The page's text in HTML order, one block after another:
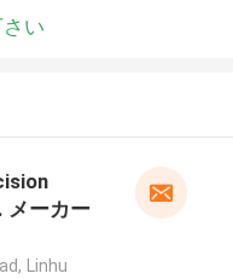
い
メーカー
Linhu